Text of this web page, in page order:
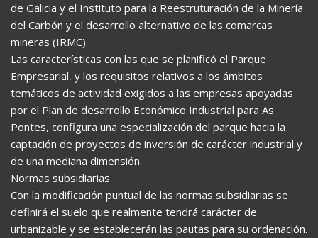
de Galicia y el Instituto para la Reestruturación de la Minería
del Carbón y el desarrollo alternativo de las comarcas
mineras (IRMC).
Las características con las que se planificó el Parque
Empresarial, y los requisitos relativos a los ámbitos
temáticos de actividad exigidos a las empresas apoyadas
por el Plan de desarrollo Económico Industrial para As
Pontes, configura una especialización del parque hacia la
captación de proyectos de inversión de carácter industrial y
de una mediana dimensión.
Normas subsidiarias
Con la modificación puntual de las normas subsidiarias se
definirá el suelo que realmente tendrá carácter de
urbanizable y se establecerán las pautas para su ordenación.